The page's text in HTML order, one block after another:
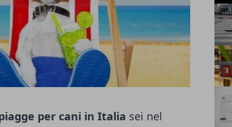
per cani in Italia sei nel